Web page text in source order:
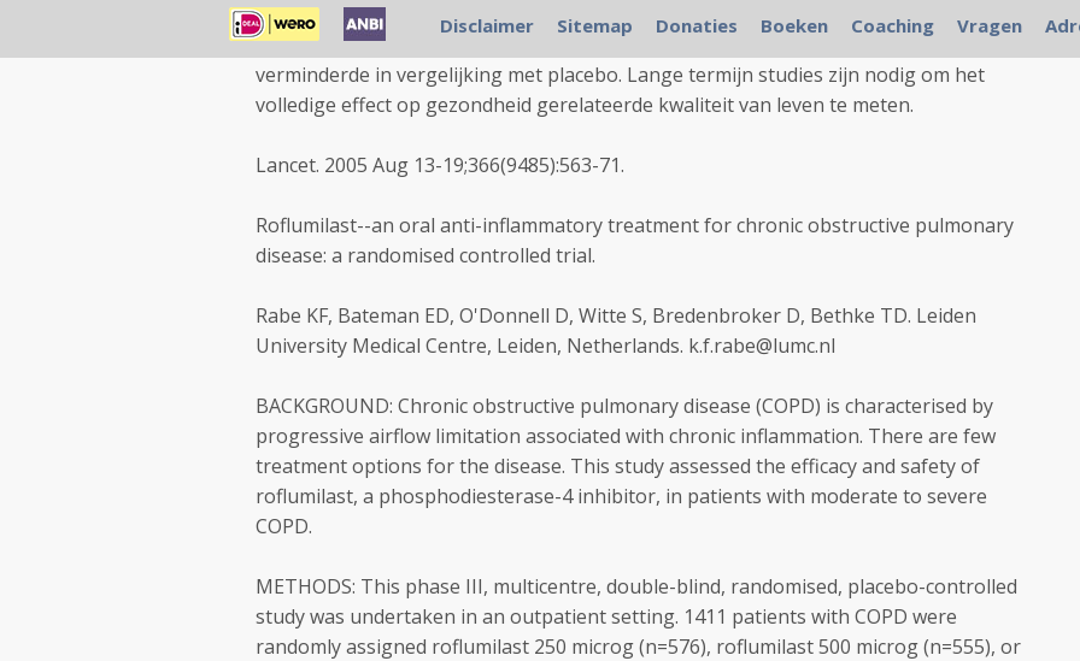
INTERPRETATIE: Roflumilast is een beloftevolle kandidaat voor een anti-ontstekings
behandeling van COPD omdat het de longfucntie verbeterde en verslechtering
verminderde in vergelijking met placebo. Lange termijn studies zijn nodig om het
volledige effect op gezondheid gerelateerde kwaliteit van leven te meten.
Lancet. 2005 Aug 13-19;366(9485):563-71.
Roflumilast--an oral anti-inflammatory treatment for chronic obstructive pulmonary
disease: a randomised controlled trial.
Rabe KF, Bateman ED, O'Donnell D, Witte S, Bredenbroker D, Bethke TD. Leiden
University Medical Centre, Leiden, Netherlands. k.f.rabe@lumc.nl
BACKGROUND: Chronic obstructive pulmonary disease (COPD) is characterised by
progressive airflow limitation associated with chronic inflammation. There are few
treatment options for the disease. This study assessed the efficacy and safety of
roflumilast, a phosphodiesterase-4 inhibitor, in patients with moderate to severe
COPD.
METHODS: This phase III, multicentre, double-blind, randomised, placebo-controlled
study was undertaken in an outpatient setting. 1411 patients with COPD were
randomly assigned roflumilast 250 microg (n=576), roflumilast 500 microg (n=555), or
Disclaimer Sitemap Donaties Boeken Coaching Vragen